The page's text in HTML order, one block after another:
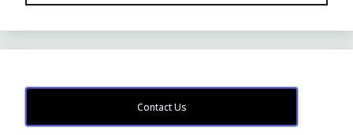
Contact Us